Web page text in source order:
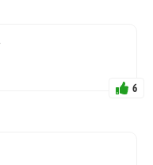
6